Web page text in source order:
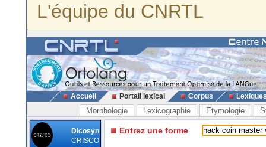
L'équipe du CNRTL
Accueil Portail lexical Corpus
Morphologie Lexicographie Etymologie
Dicosyn
CRISCO
Entrez une forme